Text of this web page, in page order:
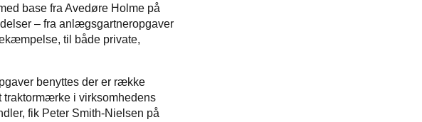
base fra Avedøre Holme på
– fra anlægsgartneropgaver
til både private,
benyttes der er række
traktormærke i virksomhedens
fik Peter Smith-Nielsen på